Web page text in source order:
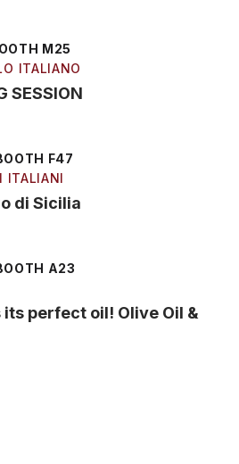
M25
ITALIANO
SESSION
F47
ITALIANI
di Sicilia
A23
its perfect oil! Olive Oil &